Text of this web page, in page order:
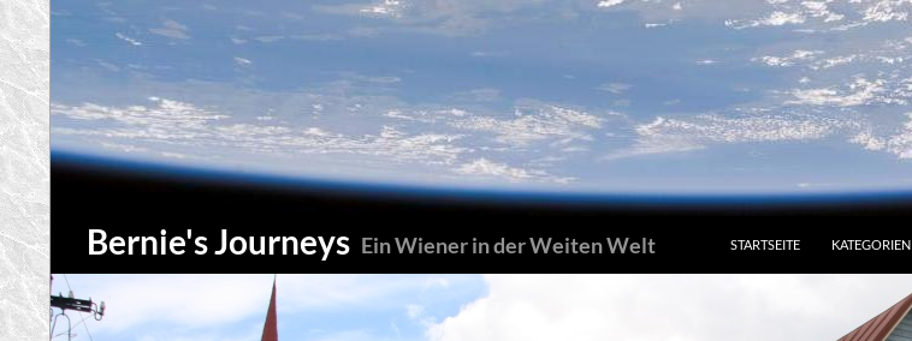
Zum
Inhalt
springen
Bernie's Journeys Ein Wiener in der Weiten Welt
Suchen
STARTSEITE KATEGORIEN